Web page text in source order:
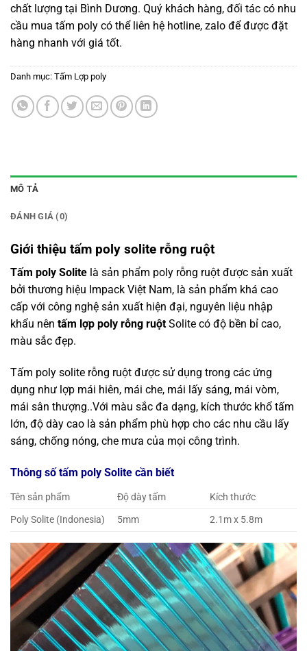
chất lượng tại Bình Dương. Quý khách hàng, đối tác có nhu
cầu mua tấm poly có thể liên hệ hotline, zalo để được đặt
hàng nhanh với giá tốt.
Danh mục: Tấm Lợp poly
MÔ TẢ
ĐÁNH GIÁ (0)
Giới thiệu tấm poly solite rỗng ruột
Tấm poly Solite là sản phẩm poly rỗng ruột được sản xuất
bởi thương hiệu Impack Việt Nam, là sản phẩm khá cao
cấp với công nghệ sản xuất hiện đại, nguyên liệu nhập
khẩu nên tấm lợp poly rỗng ruột Solite có độ bền bỉ cao,
màu sắc đẹp.
Tấm poly solite rỗng ruột được sử dụng trong các ứng
dụng như lợp mái hiên, mái che, mái lấy sáng, mái vòm,
mái sân thượng..Với màu sắc đa dạng, kích thước khổ tấm
lớn, độ dày cao là sản phẩm phù hợp cho các nhu cầu lấy
sáng, chống nóng, che mưa của mọi công trình.
Thông số tấm poly Solite cần biết
Tên sản phẩm Độ dày tấm
Kích thước
Poly Solite (Indonesia)
5mm 2.1m x 5.8m